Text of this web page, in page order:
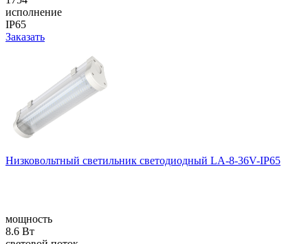
исполнение
IP65
Заказать
Низковольтный светильник светодиодный LA-8-36V-IP65
мощность
8.6 Вт